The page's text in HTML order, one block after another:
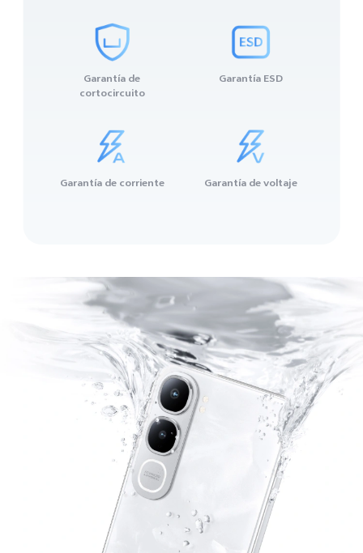
Garantía de
cortocircuito
Garantía ESD
Garantía de corriente Garantía de voltaje